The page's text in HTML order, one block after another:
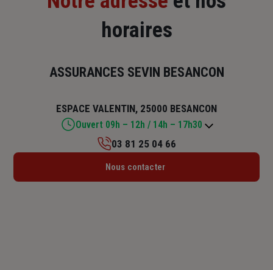
horaires
ASSURANCES SEVIN BESANCON
ESPACE VALENTIN, 25000 BESANCON
Ouvert 09h – 12h / 14h – 17h30
Lundi : 09h – 12h / 14h – 17h30
03 81 25 04 66
Nous contacter